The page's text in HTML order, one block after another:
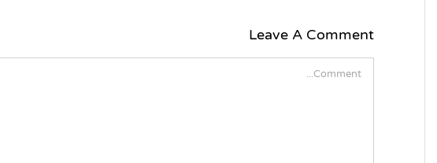
Leave A Comment